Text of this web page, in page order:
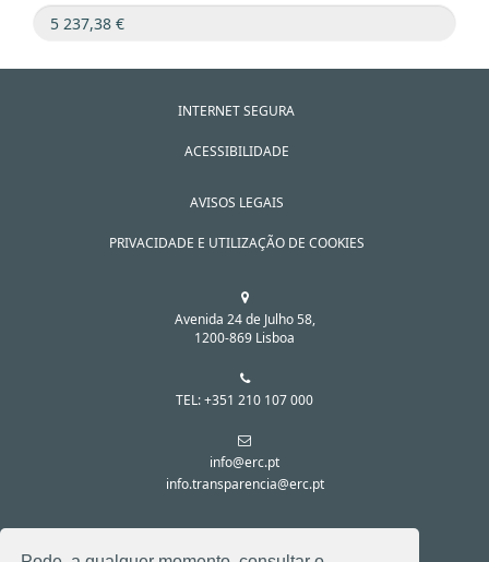
INTERNET SEGURA
ACESSIBILIDADE
AVISOS LEGAIS
PRIVACIDADE E UTILIZAÇÃO DE COOKIES
Avenida 24 de Julho 58,
1200-869 Lisboa
TEL: +351 210 107 000
info@erc.pt
info.transparencia@erc.pt